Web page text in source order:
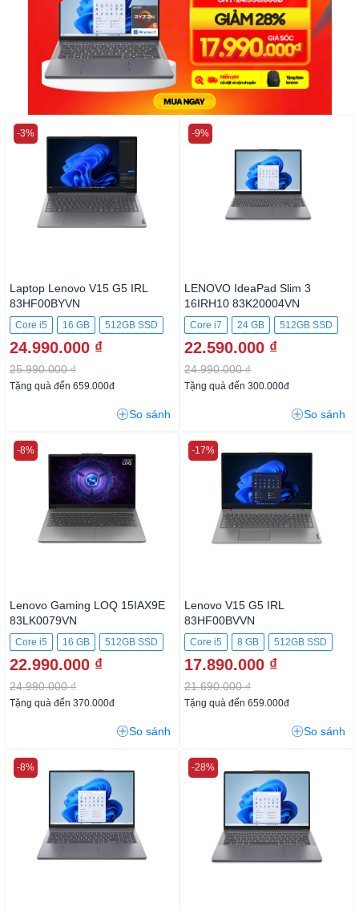
Laptop Lenovo V15 G5 IRL
83HF00BYVN
Core i5 16 GB 512GB SSD
24.990.000 ₫
25.990.000 ₫
-3%
Tặng quà đến 659.000đ
So sánh
LENOVO IdeaPad Slim 3
16IRH10 83K20004VN
Core i7 24 GB 512GB SSD
22.590.000 ₫
24.990.000 ₫
-9%
Tặng quà đến 300.000đ
So sánh
Lenovo Gaming LOQ 15IAX9E
83LK0079VN
Core i5 16 GB 512GB SSD
22.990.000 ₫
24.990.000 ₫
-8%
Tặng quà đến 370.000đ
So sánh
Lenovo V15 G5 IRL
83HF00BVVN
Core i5 8 GB 512GB SSD
17.890.000 ₫
21.690.000 ₫
-17%
Tặng quà đến 659.000đ
So sánh
-8% -28%